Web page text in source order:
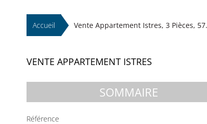
Accueil Vente Appartement Istres, 3 Pièces,
VENTE APPARTEMENT ISTRES
SOMMAIRE
Référence